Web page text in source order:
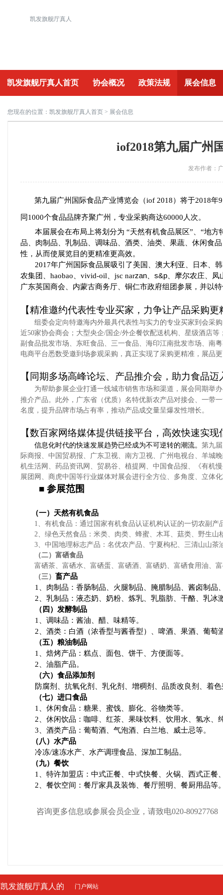
凯发旗舰厅真人
凯发旗舰厅真人首页 协会概况 政策法规 展会信息
重要活动
您现在的位置： 凯发旗舰厅真人首页 > 展会信息
iof2018第九届广州
发布作者：
第九届广州国际食品产业博览会（iof 2018）将于2018年
同1000个食品品牌齐聚广州，专业采购商达60000人次。
本届展会在布局上将划分为 “天然有机食品展区”、“地方
品、肉制品、乳制 品、调味品、酒类、油类、果蔬、休闲食
性，从而使展览目的更精准更高效。
2017年广州国际食品展吸引了美国、澳大利亚、日本、
农集团、 haobao、vivid-oil、jsc narzan s&p 、摩尔农庄、
广东英国商会、内蒙古商务厅、铜仁市政府组团参展，并以
【精准邀约代表性专业买家，力争让产品采购更
组委会定向特邀海内外最具代表性与实力的专业买家到会采
近50家协会商会；大型央企/国企/外企餐饮配送机构、星级酒店
副食品批发市场、东旺食品、三一食品、海印江南批发市场、南
电商平台悉数受邀到场参观采购，真正实现了采购更精准，展品
【同期多场高峰论坛、产品推介会，助力食品
为帮助参展企业打通一线城市销售市场和渠道，展会同期举
推介产品。此外，广东省（优质）名特优新农产品对接会、一带
名度，提升品牌市场占有率，推动产品成交量呈爆发性增长。
【数百家网络媒体提供链接平台，高效快速实现
信息化时代的快速发展趋势已经成为不可逆转的潮流。 第九
际商报、中国贸易报、广东卫视、南方卫视、广州电视台、羊城
机生活网、药品资讯网、贸易谷、植提网、中国食品报、《有机
展团网、商虎中国等行业媒体对展会进行全方位、多角度、立体
■ 参展范围
（一）天然有机食品
1、有机食品：通过国家有机食品认证机构认证的一切农副产
2、绿色天然食品：米类、肉类、蜂蜜、木耳、菇类、野生
3、中国地理标志产品：名优农产品、宁夏枸杞、三清山山
（二）富硒食品
富硒茶、富硒水、富硒蛋、富硒酒、富硒奶、富硒食用油、
（三） 畜产品
1
、肉制品：香肠制品、火腿制品、腌腊制品、酱卤制
2 、乳制品：液态奶、奶粉、炼乳、乳脂肪、干酪、乳冰
（四）发酵制品
1
、调味品：酱油、醋、味精等。
2 、酒类：白酒（浓香型与酱香型）、啤酒、果酒、葡萄
（五）粮油制品
1
、焙烤产品：糕点、面包、饼干、方便面等。
2 、油脂产品。
（六）食品添加剂
防腐剂、抗氧化剂、乳化剂、增稠剂、品质改良剂、着
（七）进口食品
1
、休闲食品：糖果、蜜饯、膨化、谷物类等。
2 、休闲饮品：咖啡、红茶、果味饮料、饮用水、氢水、
3 、酒类产品：葡萄酒、气泡酒、白兰地、威士忌等。
（八）水产品
冷冻/速冻水产、水产调理食品、深加工制品。
（九）餐饮
1
、特许加盟店：中式正餐、中式快餐、火锅、西式正
2 、餐饮空间：餐厅家具及装饰、餐厅照明、餐厨用品等
咨询更多信息或参展会员企业，请致电020-80927768
凯发旗舰厅真人的 门户网站